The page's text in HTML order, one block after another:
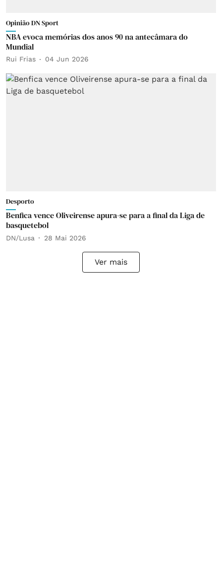
Opinião DN Sport
NBA evoca memórias dos anos 90 na antecâmara do
Mundial
Rui Frias 04 Jun 2026
Desporto
Benfica vence Oliveirense apura-se para a final da Liga de
basquetebol
DN/Lusa 28 Mai 2026
Ver mais